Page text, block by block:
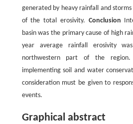
generated by heavy rainfall and
of the total erosivity. Conclusion
basin was the primary cause of high
year average rainfall erosivity
northwestern part of the region.
implementing soil and water
consideration must be given to
events.
Graphical abstract